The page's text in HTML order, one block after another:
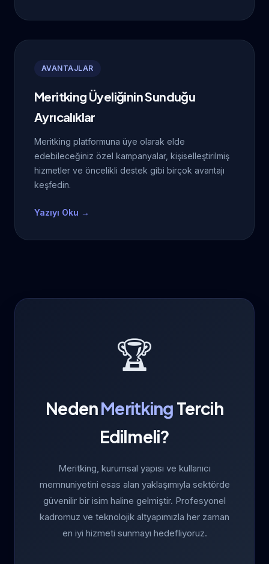
AVANTAJLAR
Meritking Üyeliğinin Sunduğu
Ayrıcalıklar
Meritking platformuna üye olarak elde
edebileceğiniz özel kampanyalar, kişiselleştirilmiş
hizmetler ve öncelikli destek gibi birçok avantajı
keşfedin.
Yazıyı Oku →
🏆
NedenMeritking Tercih
Edilmeli?
Meritking, kurumsal yapısı ve kullanıcı
memnuniyetini esas alan yaklaşımıyla sektörde
güvenilir bir isim haline gelmiştir. Profesyonel
kadromuz ve teknolojik altyapımızla her zaman
en iyi hizmeti sunmayı hedefliyoruz.